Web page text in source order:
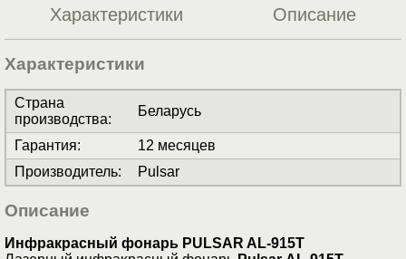
Характеристики Описание
Характеристики
Страна
производства:
Беларусь
Гарантия:
12 месяцев
Производитель: Pulsar
Описание
Инфракрасный фонарь PULSAR AL-915T